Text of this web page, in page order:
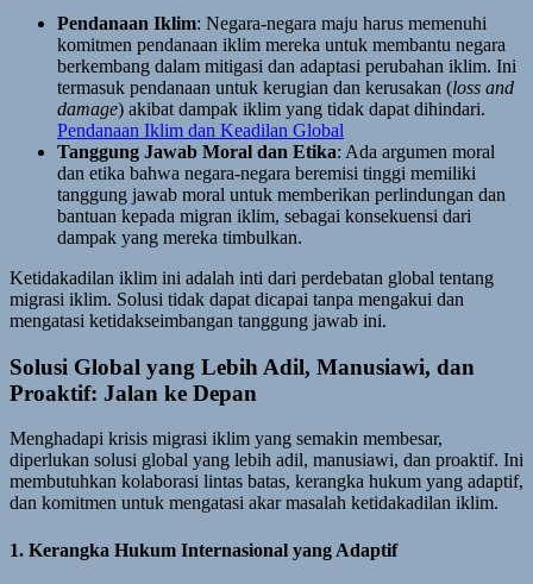
Pendanaan Iklim: Negara-negara maju harus memenuhi
komitmen pendanaan iklim mereka untuk membantu negara
berkembang dalam mitigasi dan adaptasi perubahan iklim. Ini
termasuk pendanaan untuk kerugian dan kerusakan (loss and
damage) akibat dampak iklim yang tidak dapat dihindari.
Pendanaan Iklim dan Keadilan Global
Tanggung Jawab Moral dan Etika: Ada argumen moral
dan etika bahwa negara-negara beremisi tinggi memiliki
tanggung jawab moral untuk memberikan perlindungan dan
bantuan kepada migran iklim, sebagai konsekuensi dari
dampak yang mereka timbulkan.
Ketidakadilan iklim ini adalah inti dari perdebatan global tentang
migrasi iklim. Solusi tidak dapat dicapai tanpa mengakui dan
mengatasi ketidakseimbangan tanggung jawab ini.
Solusi Global yang Lebih Adil, Manusiawi, dan
Proaktif: Jalan ke Depan
Menghadapi krisis migrasi iklim yang semakin membesar,
diperlukan solusi global yang lebih adil, manusiawi, dan proaktif. Ini
membutuhkan kolaborasi lintas batas, kerangka hukum yang adaptif,
dan komitmen untuk mengatasi akar masalah ketidakadilan iklim.
1. Kerangka Hukum Internasional yang Adaptif